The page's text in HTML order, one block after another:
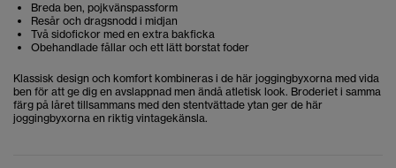
Breda ben, pojkvänspassform
Resår och dragsnodd i midjan
Två sidofickor med en extra bakficka
Obehandlade fållar och ett lätt borstat foder
Klassisk design och komfort kombineras i de här joggingbyxorna med vida
ben för att ge dig en avslappnad men ändå atletisk look. Broderiet i samma
färg på låret tillsammans med den stentvättade ytan ger de här
joggingbyxorna en riktig vintagekänsla.